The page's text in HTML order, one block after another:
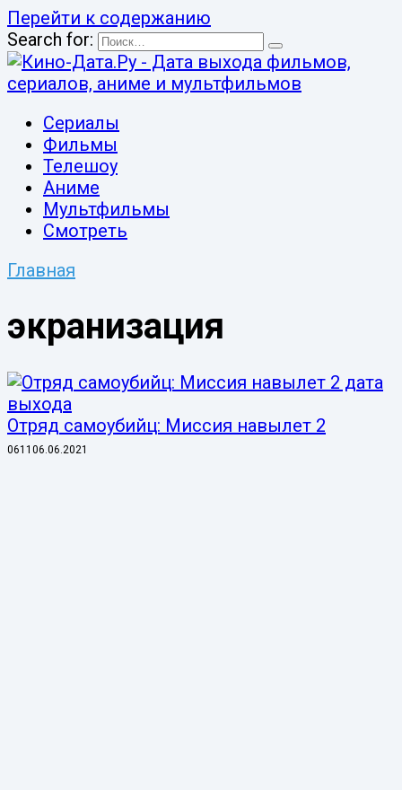
Перейти к содержанию
Search for:
Сериалы
Фильмы
Телешоу
Аниме
Мультфильмы
Смотреть
Главная
экранизация
Отряд самоубийц: Миссия навылет 2
0611 06.06.2021